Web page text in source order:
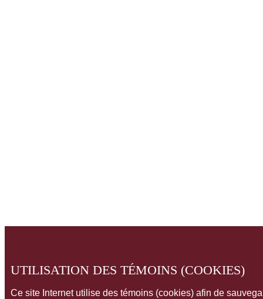
UTILISATION DES TÉMOINS (COOKIES)
Ce site Internet utilise des témoins (cookies) afin de